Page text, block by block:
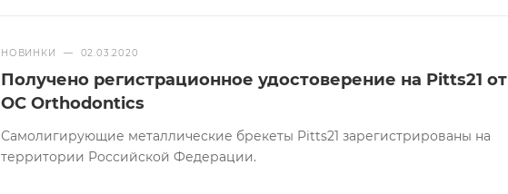
НОВИНКИ — 02.03.2020
Получено регистрационное удостоверение на Pitts21 от
OC Orthodontics
Самолигирующие металлические брекеты Pitts21 зарегистрированы на
территории Российской Федерации.